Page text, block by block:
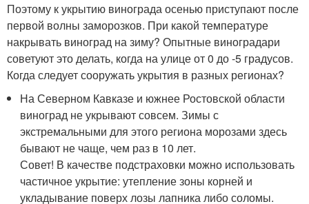
Поэтому к укрытию винограда осенью приступают после
первой волны заморозков. При какой температуре
накрывать виноград на зиму? Опытные виноградари
советуют это делать, когда на улице от 0 до -5 градусов.
Когда следует сооружать укрытия в разных регионах?
На Северном Кавказе и южнее Ростовской области
виноград не укрывают совсем. Зимы с
экстремальными для этого региона морозами здесь
бывают не чаще, чем раз в 10 лет.
Совет! В качестве подстраховки можно использовать
частичное укрытие: утепление зоны корней и
укладывание поверх лозы лапника либо соломы.